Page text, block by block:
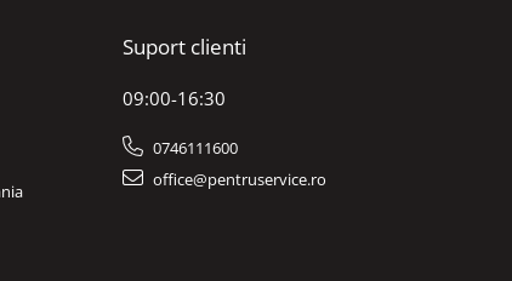
Suport clienti
09:00-16:30
0746111600
office@pentruservice.ro